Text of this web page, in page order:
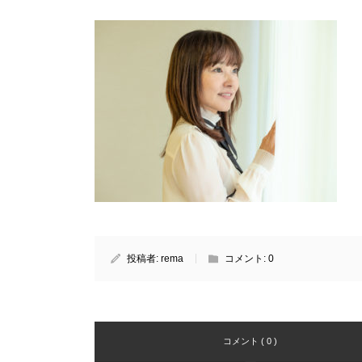
投稿者: rema コメント: 0
コメント ( 0 )